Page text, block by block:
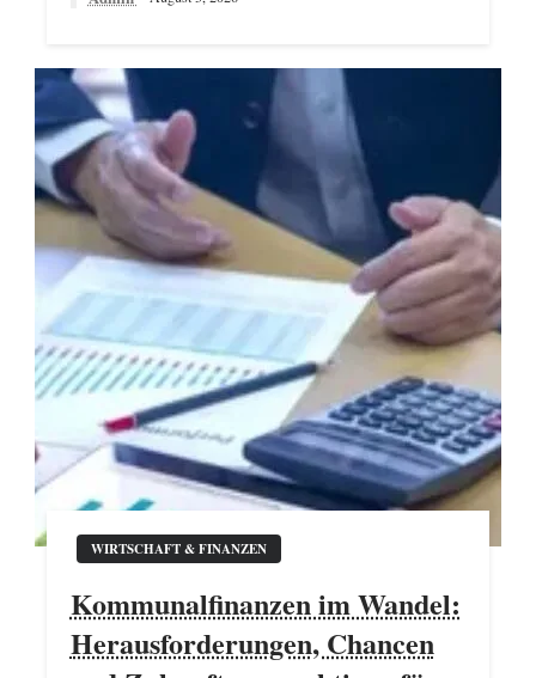
WIRTSCHAFT & FINANZEN
Kommunalfinanzen im Wandel:
Herausforderungen, Chancen